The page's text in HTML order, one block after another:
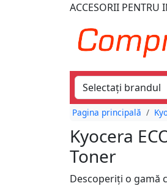
ACCESORII PENTRU
Pagina principală
Kyocera
Toner
Descoperiți o gamă